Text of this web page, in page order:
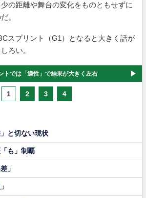
の距離や舞台の変化をものともせずに
。
スプリント（G1）となると大きく話が
ろい。
トでは「適性」で結果が大きく左右
1 2 3 4
と切ない現状
も」制覇
」